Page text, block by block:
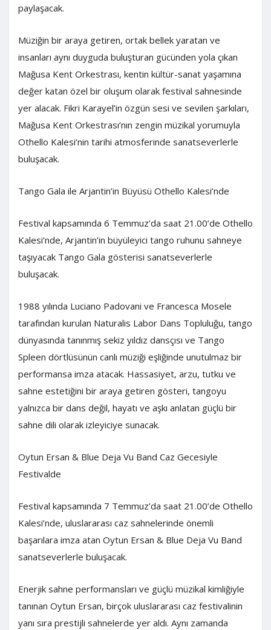
paylaşacak.
Müziğin bir araya getiren, ortak bellek yaratan ve
insanları aynı duyguda buluşturan gücünden yola çıkan
Mağusa Kent Orkestrası, kentin kültür-sanat yaşamına
değer katan özel bir oluşum olarak festival sahnesinde
yer alacak. Fikri Karayel’in özgün sesi ve sevilen şarkıları,
Mağusa Kent Orkestrası’nın zengin müzikal yorumuyla
Othello Kalesi’nin tarihi atmosferinde sanatseverlerle
buluşacak.
Tango Gala ile Arjantin’in Büyüsü Othello Kalesi’nde
Festival kapsamında 6 Temmuz’da saat 21.00’de Othello
Kalesi’nde, Arjantin’in büyüleyici tango ruhunu sahneye
taşıyacak Tango Gala gösterisi sanatseverlerle
buluşacak.
1988 yılında Luciano Padovani ve Francesca Mosele
tarafından kurulan Naturalis Labor Dans Topluluğu, tango
dünyasında tanınmış sekiz yıldız dansçısı ve Tango
Spleen dörtlüsünün canlı müziği eşliğinde unutulmaz bir
performansa imza atacak. Hassasiyet, arzu, tutku ve
sahne estetiğini bir araya getiren gösteri, tangoyu
yalnızca bir dans değil, hayatı ve aşkı anlatan güçlü bir
sahne dili olarak izleyiciye sunacak.
Oytun Ersan & Blue Deja Vu Band Caz Gecesiyle
Festivalde
Festival kapsamında 7 Temmuz’da saat 21.00’de Othello
Kalesi’nde, uluslararası caz sahnelerinde önemli
başarılara imza atan Oytun Ersan & Blue Deja Vu Band
sanatseverlerle buluşacak.
Enerjik sahne performansları ve güçlü müzikal kimliğiyle
tanınan Oytun Ersan, birçok uluslararası caz festivalinin
yanı sıra prestijli sahnelerde yer aldı. Aynı zamanda